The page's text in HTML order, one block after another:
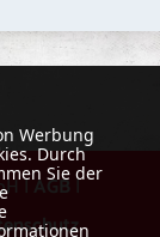
|AGB|
Werbung
Durch
Sie der